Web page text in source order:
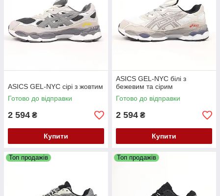
ASICS GEL-NYC сірі з жовтим
Готово до відправки
2 594 ₴
Купити
ASICS GEL-NYC білі з
бежевим та сірим
Готово до відправки
2 594 ₴
Купити
Топ продажів Топ продажів